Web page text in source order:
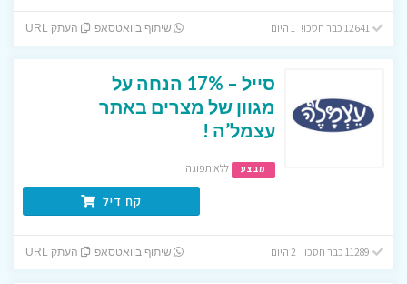
12641 כבר חסכו! 1 היום שיתוף בוואטסאפ העתק URL
סייל – 17% הנחה על
מגוון של מצרים באתר
עצמל’ה !
מבצע ללא תפוגה
קח דיל
שיתוף בוואטסאפ העתק URL